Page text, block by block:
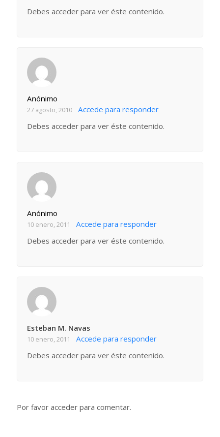
Debes acceder para ver éste contenido.
Anónimo
27 agosto, 2010
Accede para responder
Debes acceder para ver éste contenido.
Anónimo
10 enero, 2011
Accede para responder
Debes acceder para ver éste contenido.
Esteban M. Navas
10 enero, 2011
Accede para responder
Debes acceder para ver éste contenido.
Por favor acceder para comentar.